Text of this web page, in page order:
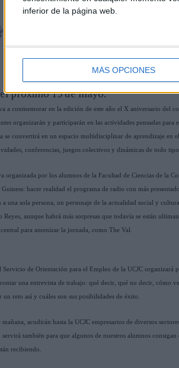
inferior de la página web.
MÁS OPCIONES
próximo 13 de mayo.
a conmemorar en la edición de este año el X aniversario del
organizarán y participarán en las actividades pensadas para
se convertirá en un espacio multidisciplinar de aprendizaje en
conferencias, juegos colectivos y dinámicas de todo
organizada por los alumnos de la Facultad de Ciencias de la
hacer realidad el programa de radio con más
una sola persona, un personaje de la actualidad social y
aunque habrá más sorpresas que todavía se están
para amenizar la jornada, como The Val.
Servicio de Orientación para el Empleo de la UCJC organizará
una entrevista de trabajo: qué decir, qué no decir, cómo
reto así y cuáles son sus posibilidades de éxito.
acudirán hasta la UCJC empresarios de diversos
también para que algunos de nuestros alumnos
recibiendo.